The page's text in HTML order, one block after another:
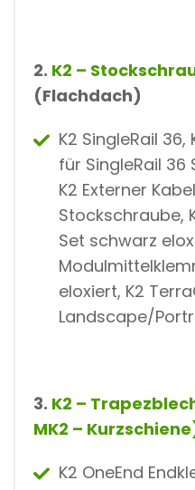
2. K2 –
(Flachdach)
K2 SingleRail
für SingleRail 36
K2 Externer
Stockschraube,
Set schwarz
eloxiert, K2
Landscape/
3. K2 –
MK2 –
K2 OneEnd